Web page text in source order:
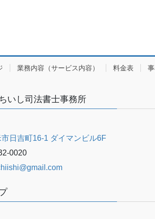
業務内容（サービス内容） 料金表
いし司法書士事務所
日吉町16-1 ダイマンビル6F
0020